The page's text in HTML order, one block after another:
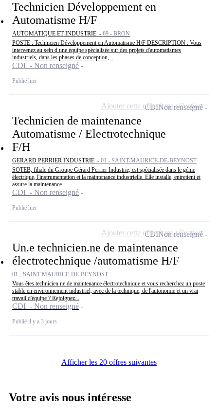
Technicien Développement en
Automatisme H/F
AUTOMATIQUE ET INDUSTRIE - 69 - BRON
POSTE : Technicien Développement en Automatisme H/F DESCRIPTION : Vous
intervenez au sein d une équipe spécialisée sur des projets d'automatismes
industriels, dans les phases de conception,...
CDI - Non renseigné
Publié hier
Technicien de maintenance
Automatisme / Electrotechnique
F/H
GERARD PERRIER INDUSTRIE - 01 - SAINT-MAURICE-DE-BEYNOST
SOTEB, filiale du Groupe Gérard Perrier Industrie, est spécialisée dans le génie
électrique, l'instrumentation et la maintenance industrielle. Elle installe, entretient et
assure la maintenance...
CDI - Non renseigné
Publié hier
CDINon renseigné
Ajouter cette offre à ma sélection
Un.e technicien.ne de maintenance
électrotechnique /automatisme H/F
01 - SAINT-MAURICE-DE-BEYNOST
Vous êtes technicien.ne de maintenance électrotechnique et vous recherchez un poste
stable en environnement industriel, avec de la technique, de l'autonomie et un vrai
travail d'équipe ? Rejoignez...
CDI - Non renseigné
Publié il y a 3 jours
CDINon renseigné
Ajouter cette offre à ma sélection
Afficher les 20 offres suivantes
Votre avis nous intéresse